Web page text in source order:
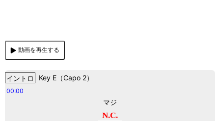
動画を再生する
イントロ Key E（Capo 2）
00:00
マジ
N.C.